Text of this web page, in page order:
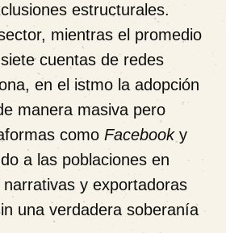
estructurales.
mientras el promedio
cuentas de redes
en el istmo la adopción
manera masiva pero
como Facebooky
a las poblaciones en
y exportadoras
una verdadera soberanía